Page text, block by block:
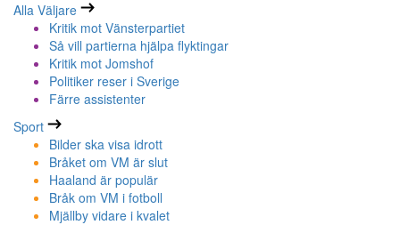
Alla Väljare
Kritik mot Vänsterpartiet
Så vill partierna hjälpa flyktingar
Kritik mot Jomshof
Politiker reser i Sverige
Färre assistenter
Sport
Bilder ska visa idrott
Bråket om VM är slut
Haaland är populär
Bråk om VM i fotboll
Mjällby vidare i kvalet